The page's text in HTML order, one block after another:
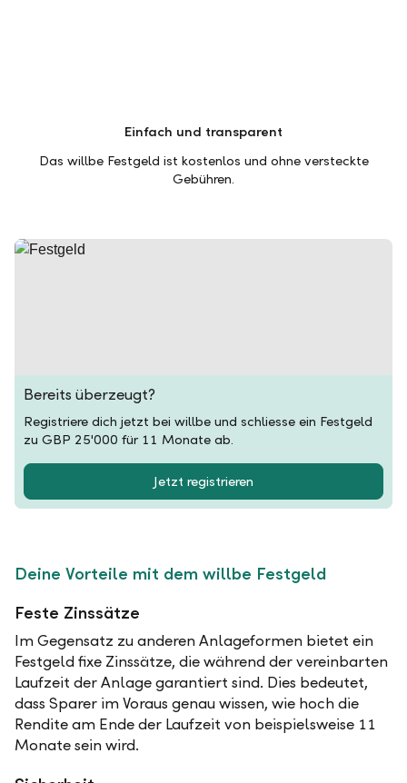
Einfach und transparent
Das willbe Festgeld ist kostenlos und ohne versteckte
Gebühren.
Bereits überzeugt?
Registriere dich jetzt bei willbe und schliesse ein Festgeld
zu GBP 25'000 für 11 Monate ab.
Jetzt registrieren
Deine Vorteile mit dem willbe Festgeld
Feste Zinssätze
Im Gegensatz zu anderen Anlageformen bietet ein
Festgeld fixe Zinssätze, die während der vereinbarten
Laufzeit der Anlage garantiert sind. Dies bedeutet,
dass Sparer im Voraus genau wissen, wie hoch die
Rendite am Ende der Laufzeit von beispielsweise 11
Monate sein wird.